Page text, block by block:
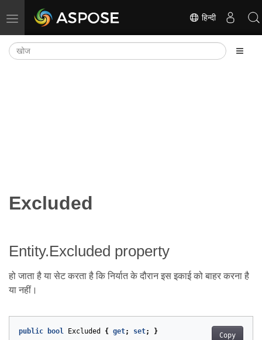
नेविगेशन टॉगल करें हिन्दी
Excluded
Entity.Excluded property
हो जाता है या सेट करता है कि निर्यात के दौरान इस इकाई को बाहर करना है
या नहीं।
Copy
public bool Excluded { get; set; }